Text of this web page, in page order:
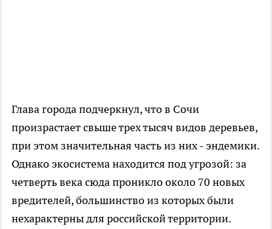
Глава города подчеркнул, что в Сочи
произрастает свыше трех тысяч видов деревьев,
при этом значительная часть из них - эндемики.
Однако экосистема находится под угрозой: за
четверть века сюда проникло около 70 новых
вредителей, большинство из которых были
нехарактерны для российской территории.